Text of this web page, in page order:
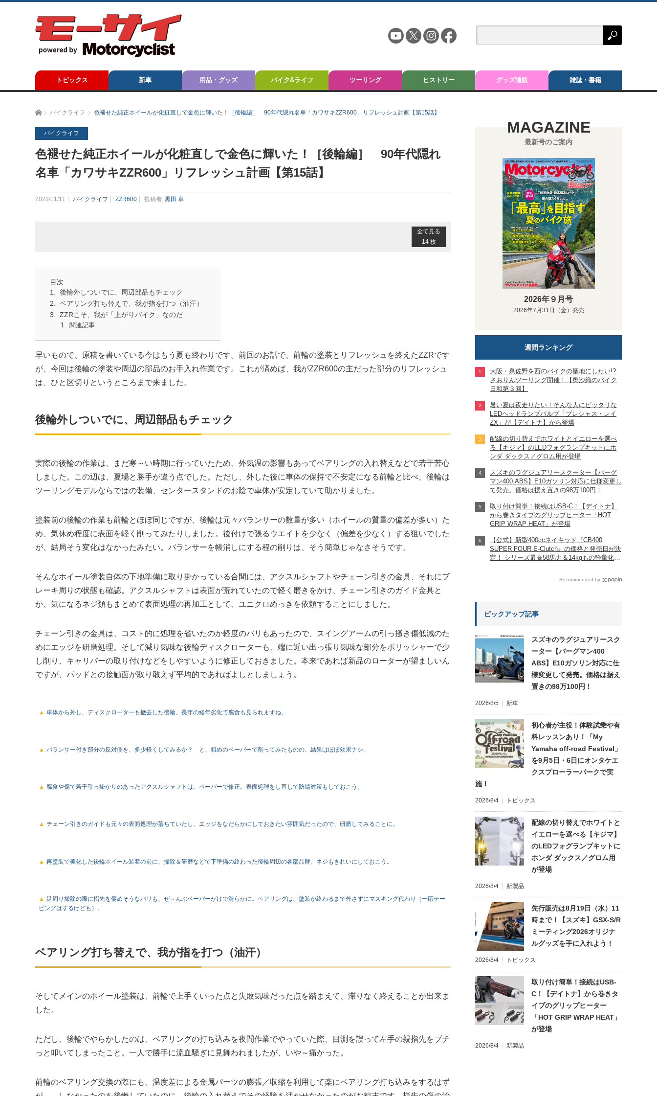
トピックス 新車 用品・グッズ バイク&ライフ ツーリング ヒストリー グッズ通販 雑誌・書籍
ホームバイクライフ 色褪せた純正ホイールが化粧直しで金色に輝いた！［後輪編］ 90年代隠れ名車「カワサキZZR600」リフレッシュ計画【第15話】
バイクライフ
色褪せた純正ホイールが化粧直しで金色に輝いた！［後輪編］ 90年代隠れ
名車「カワサキZZR600」リフレッシュ計画【第15話】
2022/11/11 バイクライフ ZZR600 投稿者: 黒田 卓
全て見る
14 枚
目次
後輪外しついでに、周辺部品もチェック
ベアリング打ち替えで、我が指を打つ（油汗）
ZZRこそ、我が「上がりバイク」なのだ
関連記事
早いもので、原稿を書いている今はもう夏も終わりです。前回のお話で、前輪の塗装とリフレッシュを終えたZZRです
が、今回は後輪の塗装や周辺の部品のお手入れ作業です。これが済めば、我がZZR600の主だった部分のリフレッシュ
は、ひと区切りというところまで来ました。
後輪外しついでに、周辺部品もチェック
実際の後輪の作業は、まだ寒～い時期に行っていたため、外気温の影響もあってベアリングの入れ替えなどで若干苦心
しました。この辺は、夏場と勝手が違う点でした。ただし、外した後に車体の保持で不安定になる前輪と比べ、後輪は
ツーリングモデルならではの装備、センタースタンドのお陰で車体が安定していて助かりました。
塗装前の後輪の作業も前輪とほぼ同じですが、後輪は元々バランサーの数量が多い（ホイールの質量の偏差が多い）た
め、気休め程度に表面を軽く削ってみたりしました。後付けで張るウエイトを少なく（偏差を少なく）する狙いでした
が、結局そう変化はなかったみたい。バランサーを帳消しにする程の削りは、そう簡単じゃなさそうです。
そんなホイール塗装自体の下地準備に取り掛かっている合間には、アクスルシャフトやチェーン引きの金具、それにブ
レーキ周りの状態も確認。アクスルシャフトは表面が荒れていたので軽く磨きをかけ、チェーン引きのガイド金具と
か、気になるネジ類もまとめて表面処理の再加工として、ユニクロめっきを依頼することにしました。
チェーン引きの金具は、コスト的に処理を省いたのか軽度のバリもあったので、スイングアームの引っ掻き傷低減のた
めにエッジを研磨処理。そして減り気味な後輪ディスクローターも、端に近い出っ張り気味な部分をポリッシャーで少
し削り、キャリパーの取り付けなどをしやすいように修正しておきました。本来であれば新品のローターが望ましいん
ですが、パッドとの接触面が取り敢えず平均的であればよしとしましょう。
車体から外し、ディスクローターも撤去した後輪。長年の経年劣化で腐食も見られますね。
バランサー付き部分の反対側を、多少軽くしてみるか？ と、粗めのペーパーで削ってみたものの、結果はほぼ効果ナシ。
腐食や傷で若干引っ掛かりのあったアクスルシャフトは、ペーパーで修正。表面処理をし直して防錆対策もしておこう。
チェーン引きのガイドも元々の表面処理が落ちていたし、エッジをなだらかにしておきたい雰囲気だったので、研磨してみることに。
再塗装で美化した後輪ホイール装着の前に、掃除＆研磨などで下準備の終わった後輪周辺の各部品群。ネジもきれいにしておこう。
足周り掃除の際に指先を傷めそうなバリも、ぜ～んぶペーパーがけで滑らかに。ベアリングは、塗装が終わるまで外さずにマスキング代わり（一応テー
ピングはするけども）。
ベアリング打ち替えで、我が指を打つ（油汗）
そしてメインのホイール塗装は、前輪で上手くいった点と失敗気味だった点を踏まえて、滞りなく終えることが出来ま
した。
ただし、後輪でやらかしたのは、ベアリングの打ち込みを夜間作業でやっていた際、目測を誤って左手の親指先をブチ
っと叩いてしまったこと。一人で勝手に流血騒ぎに見舞われましたが、いや～痛かった。
前輪のベアリング交換の際にも、温度差による金属パーツの膨張／収縮を利用して楽にベアリング打ち込みをするはず
MAGAZINE
最新号のご案内
2026年９月号
2026年7月31日（金）発売
週間ランキング
大阪・泉佐野を西のバイクの聖地にしたい!?
さおりんツーリング開催！【奥沙織のバイク
日和第３回】
暑い夏は夜走りたい！そんな人にピッタリな
LEDヘッドランプバルブ「プレシャス・レイ
ZX」が【デイトナ】から登場
配線の切り替えでホワイトとイエローを選べ
る【キジマ】のLEDフォグランプキットにホ
ンダ ダックス／グロム用が登場
スズキのラグジュアリースクーター【バーグ
マン400 ABS】E10ガソリン対応に仕様変更し
て発売。価格は据え置きの98万100円！
取り付け簡単！接続はUSB-C！【デイトナ】
から巻きタイプのグリップヒーター「HOT
GRIP WRAP HEAT」が登場
【公式】新型400ccネイキッド『CB400
SUPER FOUR E-Clutch』の価格と発売日が決
定！ シリーズ最高58馬力＆14kgもの軽量化!?
Recommended by
ピックアップ記事
スズキのラグジュアリースク
ーター【バーグマン400
ABS】E10ガソリン対応に仕
様変更して発売。価格は据え
置きの98万100円！
2026/8/5 新車
初心者が主役！体験試乗や有
料レッスンあり！「My
Yamaha off-road Festival」
を9月5日・6日にオンタケエ
クスプローラーパークで実
施！
2026/8/4 トピックス
配線の切り替えでホワイトと
イエローを選べる【キジマ】
のLEDフォグランプキットに
ホンダ ダックス／グロム用
が登場
2026/8/4 新製品
先行販売は8月19日（水）11
時まで！【スズキ】GSX-S/R
ミーティング2026オリジナ
ルグッズを手に入れよう！
2026/8/4 トピックス
取り付け簡単！接続はUSB-
C！【デイトナ】から巻きタ
イプのグリップヒーター
「HOT GRIP WRAP HEAT」
が登場
2026/8/4 新製品